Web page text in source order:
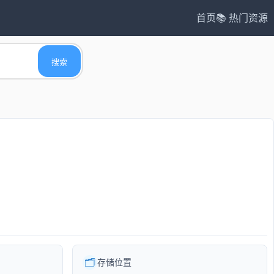
首页📚 热门资源
搜索
🗂️存储位置